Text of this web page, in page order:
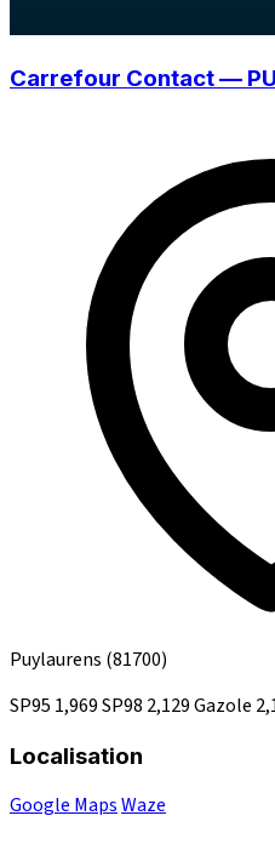
Carrefour Contact —
Puylaurens (81700)
SP95 1,969SP98 2,129Gazole
Localisation
Google MapsWaze